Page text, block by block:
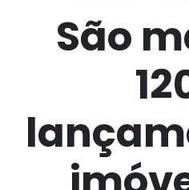
São